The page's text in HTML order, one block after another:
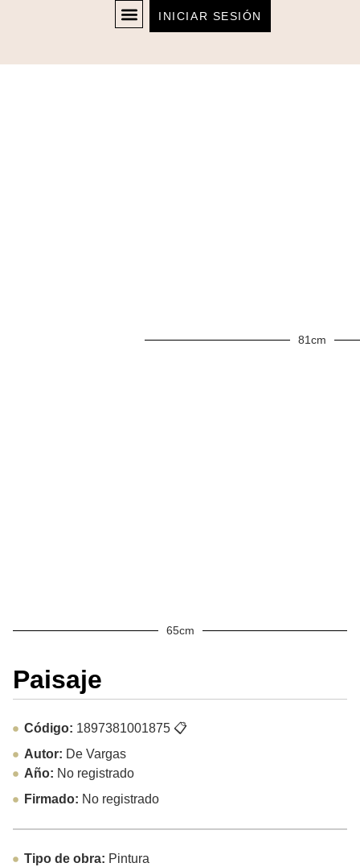
INICIAR SESIÓN
65cm
81cm
Paisaje
Código: 1897381001875📋
Autor: De Vargas
Año: No registrado
Firmado: No registrado
Tipo de obra: Pintura